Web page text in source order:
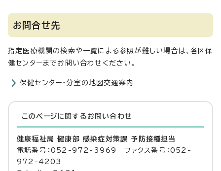
お問合せ先
指定医療機関の検索や一覧による参照が難しい場合は、各区保
健センターまでお問い合わせください。
保健センター・分室の地図交通案内
このページに関する お問い合わせ
健康福祉局 健康部 感染症対策課 予防接種担当
電話番号：052-972-3969 ファクス番号：052-
972-4203